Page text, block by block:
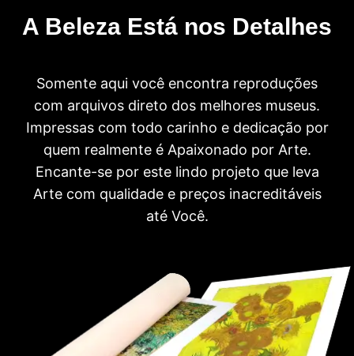
A Beleza Está nos Detalhes
Somente aqui você encontra reproduções
com arquivos direto dos melhores museus.
Impressas com todo carinho e dedicação por
quem realmente é Apaixonado por Arte.
Encante-se por este lindo projeto que leva
Arte com qualidade e preços inacreditáveis
até Você.